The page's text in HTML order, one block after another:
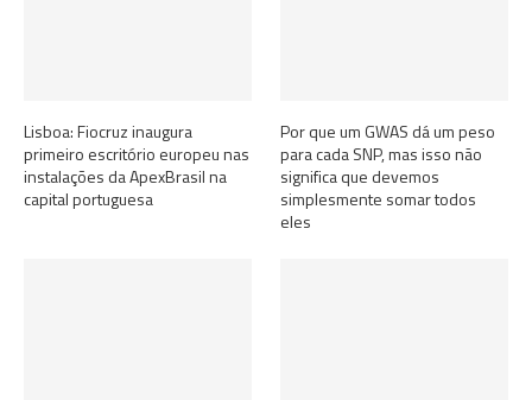
Lisboa: Fiocruz inaugura
primeiro escritório europeu nas
instalações da ApexBrasil na
capital portuguesa
Por que um GWAS dá um peso
para cada SNP, mas isso não
significa que devemos
simplesmente somar todos
eles